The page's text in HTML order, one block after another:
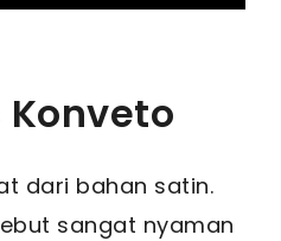
Konveto
dari bahan satin.
sangat nyaman